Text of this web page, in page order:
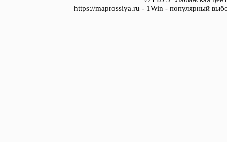
https://maprossiya.ru - 1Win - популярный